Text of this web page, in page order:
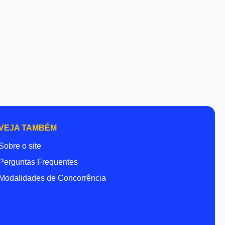
TAMBÉM
o site
Perguntas Frequentes
Modalidades de Concorrência